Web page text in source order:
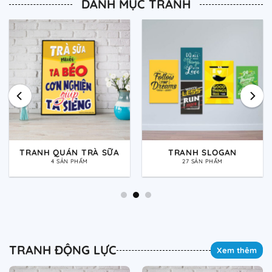
DANH MỤC TRANH
TRANH TRƯỜNG HỌC
12 SẢN PHẨM
TRANH VĂN PHÒNG
61 SẢN PHẨM
TRANH ĐỘNG LỰC Xem thêm